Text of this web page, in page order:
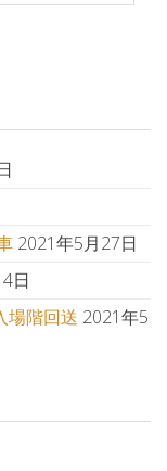
2021年5月27日
日
場階回送 2021年5